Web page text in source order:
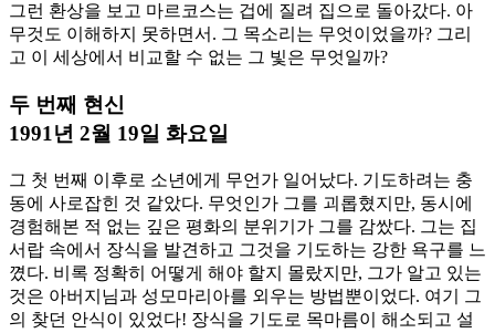
그런 환상을 보고 마르코스는 겁에 질려 집으로 돌아갔다. 아
무것도 이해하지 못하면서. 그 목소리는 무엇이었을까? 그리
고 이 세상에서 비교할 수 없는 그 빛은 무엇일까?
두 번째 현신
1991년 2월 19일 화요일
그 첫 번째 이후로 소년에게 무언가 일어났다. 기도하려는 충
동에 사로잡힌 것 같았다. 무엇인가 그를 괴롭혔지만, 동시에
경험해본 적 없는 깊은 평화의 분위기가 그를 감쌌다. 그는 집
서랍 속에서 장식을 발견하고 그것을 기도하는 강한 욕구를 느
꼈다. 비록 정확히 어떻게 해야 할지 몰랐지만, 그가 알고 있는
것은 아버지님과 성모마리아를 외우는 방법뿐이었다. 여기 그
의 찾던 안식이 있었다! 장식을 기도로 목마름이 해소되고 설